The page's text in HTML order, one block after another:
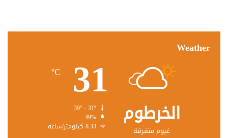
Weather
الخرطوم
غيوم متفرقة
31
℃
49%
8.33 كيلومتر/ساعة